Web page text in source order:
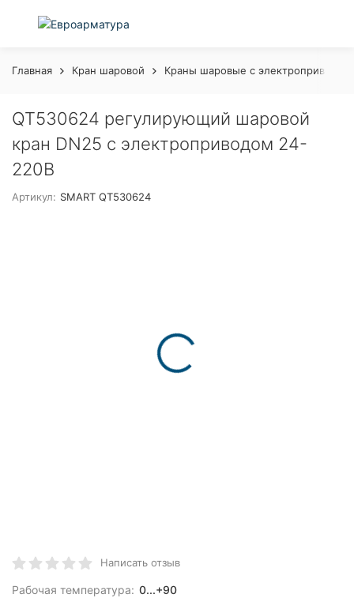
Главная Кран шаровой Краны шаровые с электроприводом
QT530624 регулирующий шаровой
кран DN25 с электроприводом 24-
220В
Артикул: SMART QT530624
Написать отзыв
Рабочая температура: 0...+90